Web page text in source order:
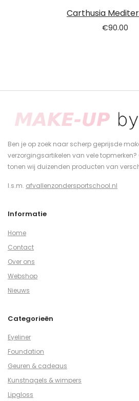
Carthusia
€90.00
Ben je op zoek naar scherp geprijsde
verzorgingsartikelen van vele
tonen wij duizenden producten van
I.s.m. afvallenzondersportschool.nl
Informatie
Home
Contact
Over ons
Webshop
Nieuws
Categorieën
Eyeliner
Foundation
Geuren & cadeaus
Kunstnagels & wimpers
Lipgloss